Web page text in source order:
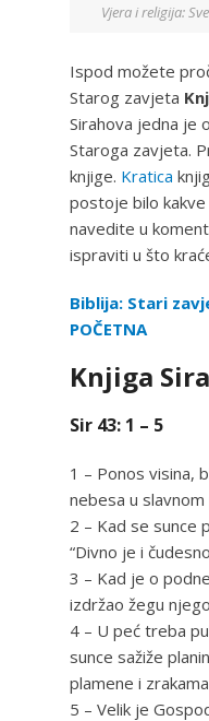
Vjera i religija:
Ispod možete
Starog zavjeta
Sirahova jedna je
Staroga zavjeta.
knjige. Kratica
postoje bilo
navedite u
ispraviti u što
Biblija: Stari
POČETNA
Knjiga
Sir 43: 1 – 5
1 – Ponos visina,
nebesa u
2 – Kad se sunce
“Divno je i
3 – Kad je o
izdržao žegu
4 – U peć treba
sunce sažiže
plamene i
5 – Velik je